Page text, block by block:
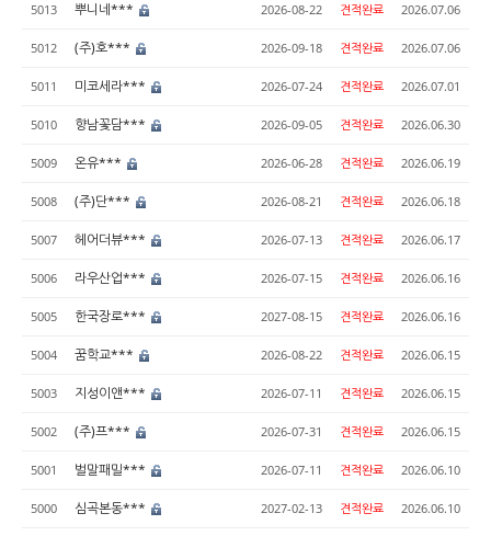
5013 뿌니네*** 2026-08-22 견적완료 2026.07.06
5012 (주)호*** 2026-09-18 견적완료 2026.07.06
5011 미코세라*** 2026-07-24 견적완료 2026.07.01
5010 향남꽃담*** 2026-09-05 견적완료 2026.06.30
5009 온유*** 2026-06-28 견적완료 2026.06.19
5008 (주)단*** 2026-08-21 견적완료 2026.06.18
5007 헤어더뷰*** 2026-07-13 견적완료 2026.06.17
5006 라우산업*** 2026-07-15 견적완료 2026.06.16
5005 한국장로*** 2027-08-15 견적완료 2026.06.16
5004 꿈학교*** 2026-08-22 견적완료 2026.06.15
5003 지성이앤*** 2026-07-11 견적완료 2026.06.15
5002 (주)프*** 2026-07-31 견적완료 2026.06.15
5001 벌말패밀*** 2026-07-11 견적완료 2026.06.10
5000 심곡본동*** 2027-02-13 견적완료 2026.06.10